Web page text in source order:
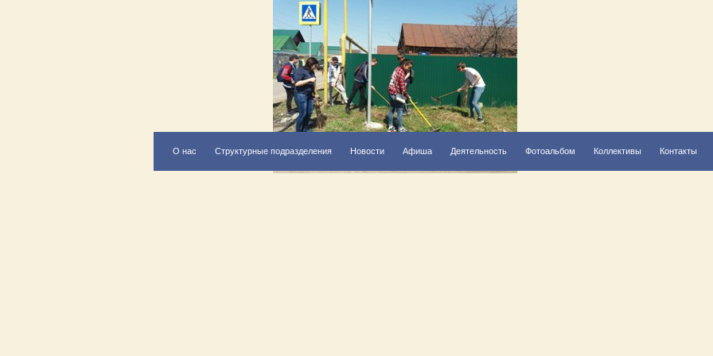
О нас Структурные подразделения Новости Афиша Деятельность Фотоальбом Коллективы Контакты